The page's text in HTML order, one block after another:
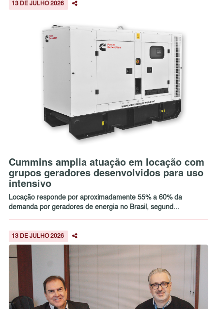
13 DE JULHO 2026
Cummins amplia atuação em locação com
grupos geradores desenvolvidos para uso
intensivo
Locação responde por aproximadamente 55% a 60% da
demanda por geradores de energia no Brasil, segund...
13 DE JULHO 2026